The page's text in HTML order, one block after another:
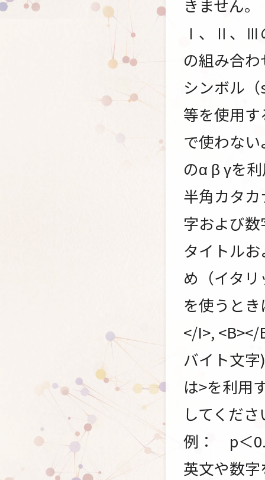
きません。
Ⅰ、Ⅱ、Ⅲ
の組み合
シンボル
等を使用
で使わな
のα β γを
半角カタ
字および
タイトル
め（イタ
を使うとき
</I>, <B></
バイト文
は>を利用
してくださ
例： p＜
英文や数